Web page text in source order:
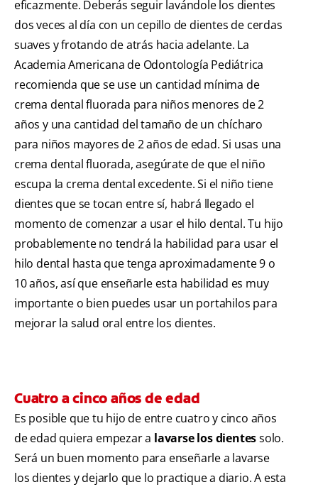
eficazmente. Deberás seguir lavándole los dientes
dos veces al día con un cepillo de dientes de cerdas
suaves y frotando de atrás hacia adelante. La
Academia Americana de Odontología Pediátrica
recomienda que se use un cantidad mínima de
crema dental fluorada para niños menores de 2
años y una cantidad del tamaño de un chícharo
para niños mayores de 2 años de edad. Si usas una
crema dental fluorada, asegúrate de que el niño
escupa la crema dental excedente. Si el niño tiene
dientes que se tocan entre sí, habrá llegado el
momento de comenzar a usar el hilo dental. Tu hijo
probablemente no tendrá la habilidad para usar el
hilo dental hasta que tenga aproximadamente 9 o
10 años, así que enseñarle esta habilidad es muy
importante o bien puedes usar un portahilos para
mejorar la salud oral entre los dientes.
Cuatro a cinco años de edad
Es posible que tu hijo de entre cuatro y cinco años
de edad quiera empezar a lavarse los dientessolo.
Será un buen momento para enseñarle a lavarse
los dientes y dejarlo que lo practique a diario. A esta